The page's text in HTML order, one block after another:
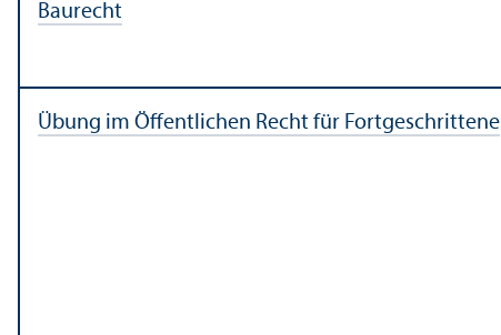
Baurecht
Übung im Öffentlichen Recht für Fortgeschrittene